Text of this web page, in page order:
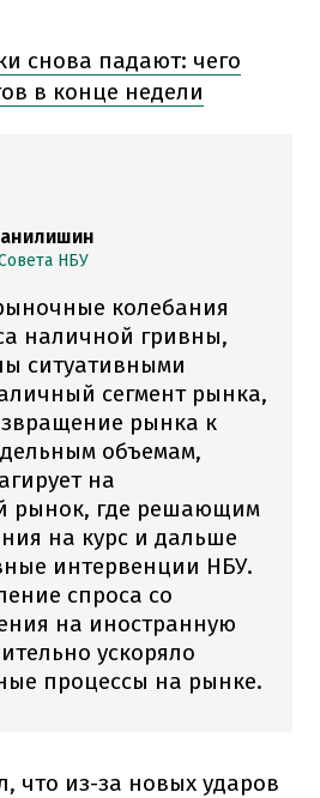
снова падают: чего
в конце недели
НБУ
колебания
наличной гривны,
ситуативными
сегмент рынка,
рынка к
объемам,
на
рынок, где решающим
на курс и дальше
интервенции НБУ.
спроса со
на иностранную
ускоряло
процессы на рынке.
что из-за новых ударов